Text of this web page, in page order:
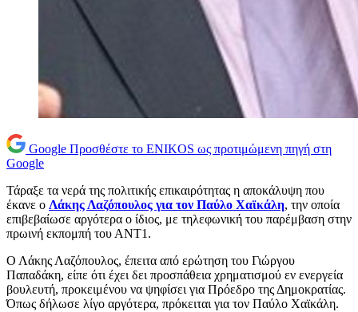
Google Προσθέστε το ENIKOS ως προτιμώμενη πηγή στη
Google
Τάραξε τα νερά της πολιτικής επικαιρότητας η αποκάλυψη που
έκανε ο Λάκης Λαζόπουλος για τον Παύλο Χαϊκάλη, την οποία
επιβεβαίωσε αργότερα ο ίδιος, με τηλεφωνική του παρέμβαση στην
πρωινή εκπομπή του ΑΝΤ1.
Ο Λάκης Λαζόπουλος, έπειτα από ερώτηση του Γιώργου
Παπαδάκη, είπε ότι έχει δει προσπάθεια χρηματισμού εν ενεργεία
βουλευτή, προκειμένου να ψηφίσει για Πρόεδρο της Δημοκρατίας.
Όπως δήλωσε λίγο αργότερα, πρόκειται για τον Παύλο Χαϊκάλη.